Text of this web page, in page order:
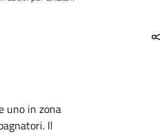
uno in zona
Il